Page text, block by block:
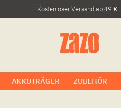
Kostenloser Versand ab 49 €
AKKUTRÄGER ZUBEHÖR